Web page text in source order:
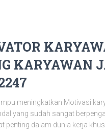
KARYAWAN
meningkatkan Motivasi
yang sudah sangat
penting dalam dunia kerja